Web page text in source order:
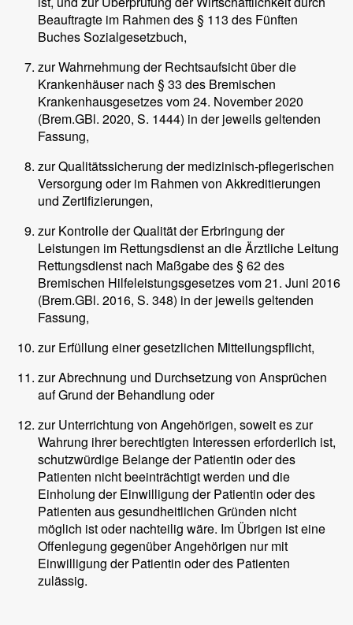
Beauftragte im Rahmen des § 113 des Fünften
Buches Sozialgesetzbuch,
zur Wahrnehmung der Rechtsaufsicht über die
Krankenhäuser nach § 33 des Bremischen
Krankenhausgesetzes vom 24. November 2020
(Brem.GBl. 2020, S. 1444) in der jeweils geltenden
Fassung,
zur Qualitätssicherung der medizinisch-pflegerischen
Versorgung oder im Rahmen von Akkreditierungen
und Zertifizierungen,
zur Kontrolle der Qualität der Erbringung der
Leistungen im Rettungsdienst an die Ärztliche Leitung
Rettungsdienst nach Maßgabe des § 62 des
Bremischen Hilfeleistungsgesetzes vom 21. Juni 2016
(Brem.GBl. 2016, S. 348) in der jeweils geltenden
Fassung,
zur Erfüllung einer gesetzlichen Mitteilungspflicht,
zur Abrechnung und Durchsetzung von Ansprüchen
auf Grund der Behandlung oder
zur Unterrichtung von Angehörigen, soweit es zur
Wahrung ihrer berechtigten Interessen erforderlich ist,
schutzwürdige Belange der Patientin oder des
Patienten nicht beeinträchtigt werden und die
Einholung der Einwilligung der Patientin oder des
Patienten aus gesundheitlichen Gründen nicht
möglich ist oder nachteilig wäre. Im Übrigen ist eine
Offenlegung gegenüber Angehörigen nur mit
Einwilligung der Patientin oder des Patienten
zulässig.